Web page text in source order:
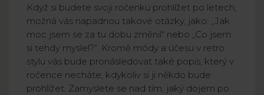
Když si budete svoji ročenku prohlížet po letech,
možná vás napadnou takové otázky, jako: „Jak
moc jsem se za tu dobu změnil“ nebo „Co jsem
si tehdy myslel?“. Kromě módy a účesu v retro
stylu vás bude pronásledovat také popis, který v
ročence necháte, kdykoliv si ji někdo bude
prohlížet. Zamyslete se nad tím, jaký dojem po